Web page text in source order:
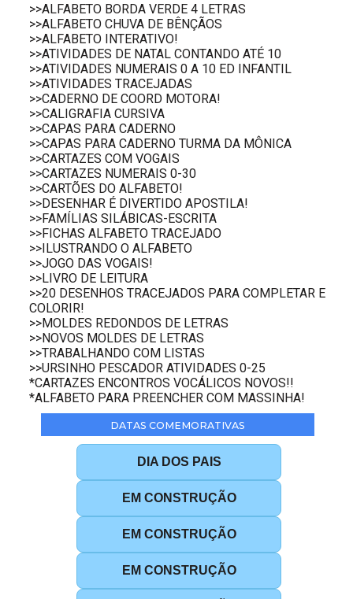
>>ALFABETO BORDA VERDE 4 LETRAS
>>ALFABETO CHUVA DE BÊNÇÃOS
>>ALFABETO INTERATIVO!
>>ATIVIDADES DE NATAL CONTANDO ATÉ 10
>>ATIVIDADES NUMERAIS 0 A 10 ED INFANTIL
>>ATIVIDADES TRACEJADAS
>>CADERNO DE COORD MOTORA!
>>CALIGRAFIA CURSIVA
>>CAPAS PARA CADERNO
>>CAPAS PARA CADERNO TURMA DA MÔNICA
>>CARTAZES COM VOGAIS
>>CARTAZES NUMERAIS 0-30
>>CARTÕES DO ALFABETO!
>>DESENHAR É DIVERTIDO APOSTILA!
>>FAMÍLIAS SILÁBICAS-ESCRITA
>>FICHAS ALFABETO TRACEJADO
>>ILUSTRANDO O ALFABETO
>>JOGO DAS VOGAIS!
>>LIVRO DE LEITURA
>>20 DESENHOS TRACEJADOS PARA COMPLETAR E
COLORIR!
>>MOLDES REDONDOS DE LETRAS
>>NOVOS MOLDES DE LETRAS
>>TRABALHANDO COM LISTAS
>>URSINHO PESCADOR ATIVIDADES 0-25
*CARTAZES ENCONTROS VOCÁLICOS NOVOS!!
*ALFABETO PARA PREENCHER COM MASSINHA!
DATAS COMEMORATIVAS
DIA DOS PAIS
EM CONSTRUÇÃO
EM CONSTRUÇÃO
EM CONSTRUÇÃO